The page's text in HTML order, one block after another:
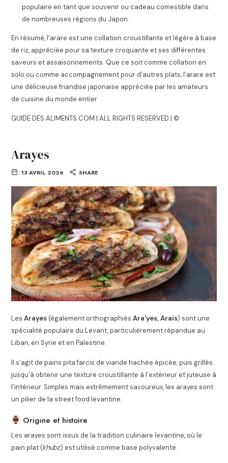
populaire en tant que souvenir ou cadeau comestible dans
de nombreuses régions du Japon.
En résumé, l’arare est une collation croustillante et légère à base
de riz, appréciée pour sa texture croquante et ses différentes
saveurs et assaisonnements. Que ce soit comme collation en
solo ou comme accompagnement pour d’autres plats, l’arare est
une délicieuse friandise japonaise appréciée par les amateurs
de cuisine du monde entier.
GUIDE DES ALIMENTS.COM | ALL RIGHTS RESERVED | ©
Arayes
13 AVRIL 2026 SHARE
LesArayes(également orthographiésAra’yes, Arais) sont une
spécialité populaire du Levant, particulièrement répandue au
Liban, en Syrie et enPalestine.
Il s’agit de pains pita farcis de viande hachée épicée, puis grillés
jusqu’à obtenir une texture croustillante à l’extérieur et juteuse à
l’intérieur. Simples mais extrêmement savoureux, les arayes sont
un pilier de la street food levantine.
Origine et histoire
Les arayes sont issus de la tradition culinaire levantine, où le
pain plat (khubz) est utilisé comme base polyvalente.